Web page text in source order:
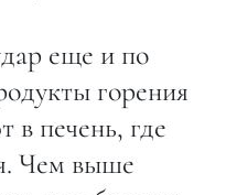
еще и по
горения
в печень, где
Чем выше